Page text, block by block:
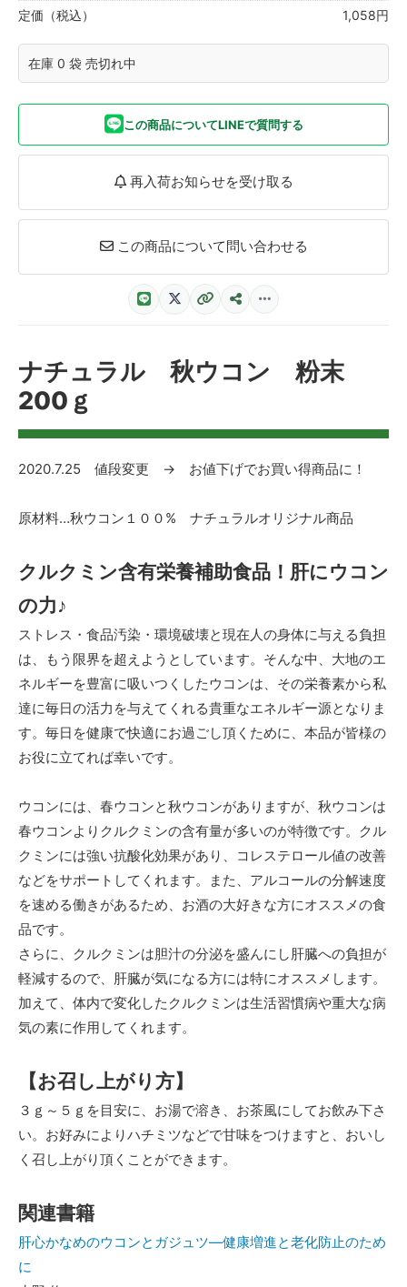
定価（税込） 1,058円
在庫 0 袋 売切れ中
この商品についてLINEで質問する
再入荷お知らせを受け取る
この商品について問い合わせる
ナチュラル 秋ウコン 粉末
200ｇ
2020.7.25 値段変更 → お値下げでお買い得商品に！
原材料…秋ウコン１００% ナチュラルオリジナル商品
クルクミン含有栄養補助食品！肝にウコン
の力♪
ストレス・食品汚染・環境破壊と現在人の身体に与える負担
は、もう限界を超えようとしています。そんな中、大地のエ
ネルギーを豊富に吸いつくしたウコンは、その栄養素から私
達に毎日の活力を与えてくれる貴重なエネルギー源となりま
す。毎日を健康で快適にお過ごし頂くために、本品が皆様の
お役に立てれば幸いです。
ウコンには、春ウコンと秋ウコンがありますが、秋ウコンは
春ウコンよりクルクミンの含有量が多いのが特徴です。クル
クミンには強い抗酸化効果があり、コレステロール値の改善
などをサポートしてくれます。また、アルコールの分解速度
を速める働きがあるため、お酒の大好きな方にオススメの食
品です。
さらに、クルクミンは胆汁の分泌を盛んにし肝臓への負担が
軽減するので、肝臓が気になる方には特にオススメします。
加えて、体内で変化したクルクミンは生活習慣病や重大な病
気の素に作用してくれます。
【お召し上がり方】
３ｇ～５ｇを目安に、お湯で溶き、お茶風にしてお飲み下さ
い。お好みによりハチミツなどで甘味をつけますと、おいし
く召し上がり頂くことができます。
関連書籍
肝心かなめのウコンとガジュツ―健康増進と老化防止のため
に